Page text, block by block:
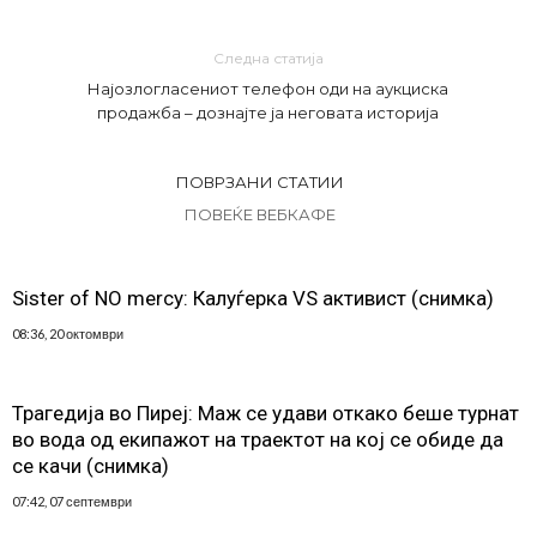
Следна статија
Најозлогласениот телефон оди на аукциска
продажба – дознајте ја неговата историја
ПОВРЗАНИ СТАТИИ
ПОВЕЌЕ ВЕБКАФЕ
Sister of NO mercy: Калуѓерка VS активист (снимка)
08:36, 20 октомври
Трагедија во Пиреј: Маж се удави откако беше турнат
во вода од екипажот на траектот на кој се обиде да
се качи (снимка)
07:42, 07 септември